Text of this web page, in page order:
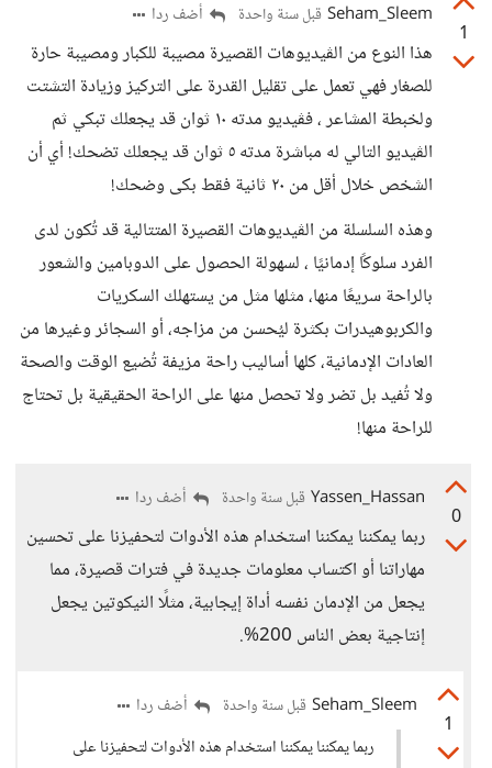
1
Seham_Sleem قبل سنة واحدة أضف ردا
هذا النوع من الڤيديوهات القصيرة مصيبة للكبار ومصيبة حارة
للصغار فهي تعمل على تقليل القدرة على التركيز وزيادة التشتت
ولخبطة المشاعر ، فڤيديو مدته ١٠ ثوان قد يجعلك تبكي ثم
الڤيديو التالي له مباشرة مدته ٥ ثوان قد يجعلك تضحك! أي أن
الشخص خلال أقل من ٢٠ ثانية فقط بكى وضحك!
وهذه السلسلة من الڤيديوهات القصيرة المتتالية قد تُكون لدى
الفرد سلوكًا إدمانيًا ، لسهولة الحصول على الدوبامين والشعور
بالراحة سريعًا منها، مثلها مثل من يستهلك السكريات
والكربوهيدرات بكثرة ليُحسن من مزاجه، أو السجائر وغيرها من
العادات الإدمانية، كلها أساليب راحة مزيفة تُضيع الوقت والصحة
ولا تُفيد بل تضر ولا تحصل منها على الراحة الحقيقية بل تحتاج
للراحة منها!
0
Yassen_Hassan قبل سنة واحدة أضف ردا
ربما يمكننا يمكننا استخدام هذه الأدوات لتحفيزنا على تحسين
مهاراتنا أو اكتساب معلومات جديدة في فترات قصيرة، مما
يجعل من الإدمان نفسه أداة إيجابية، مثلًا النيكوتين يجعل
إنتاجية بعض الناس 200%.
1
Seham_Sleem قبل سنة واحدة
أضف ردا
ربما يمكننا يمكننا استخدام هذه الأدوات لتحفيزنا على